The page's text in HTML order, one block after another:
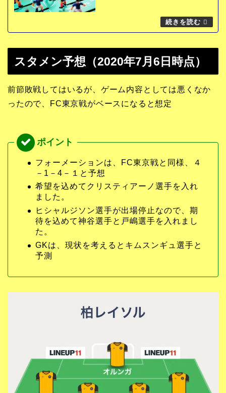
スタメン予想（2020年7月6日時点）
前節敗戦してはいるが、ゲーム内容としては悪くなか
ったので、FC東京戦がベースになると想定
フォーメーションは、FC東京戦と同様、４
－1－4－１と予想
希望を込めてクリスティアーノ選手を入れ
ました。
ヒシャルジソン選手が出場停止なので、期
待を込めて神谷選手と戸嶋選手を入れまし
た。
GKは、現状を考えるとキムスンギュ選手と
予測